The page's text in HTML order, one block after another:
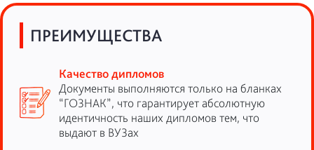
ПРЕИМУЩЕСТВА
Качество дипломов
Документы выполняются только на бланках
“ГОЗНАК”, что гарантирует абсолютную
идентичность наших дипломов тем, что
выдают в ВУЗах